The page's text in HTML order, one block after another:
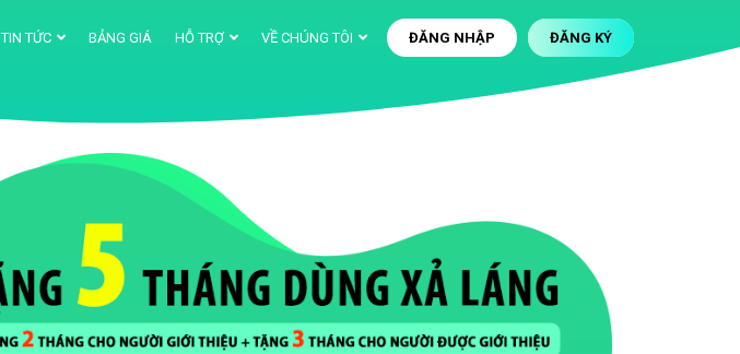
ĐĂNG KÝ
ĐĂNG NHẬP
TIN TỨC BẢNG GIÁ HỖ TRỢ VỀ CHÚNG TÔI